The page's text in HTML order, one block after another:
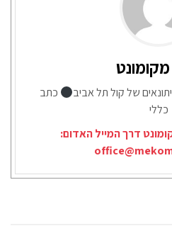
של קול תל אביב
כתב
כללי
דרך המייל האדום: